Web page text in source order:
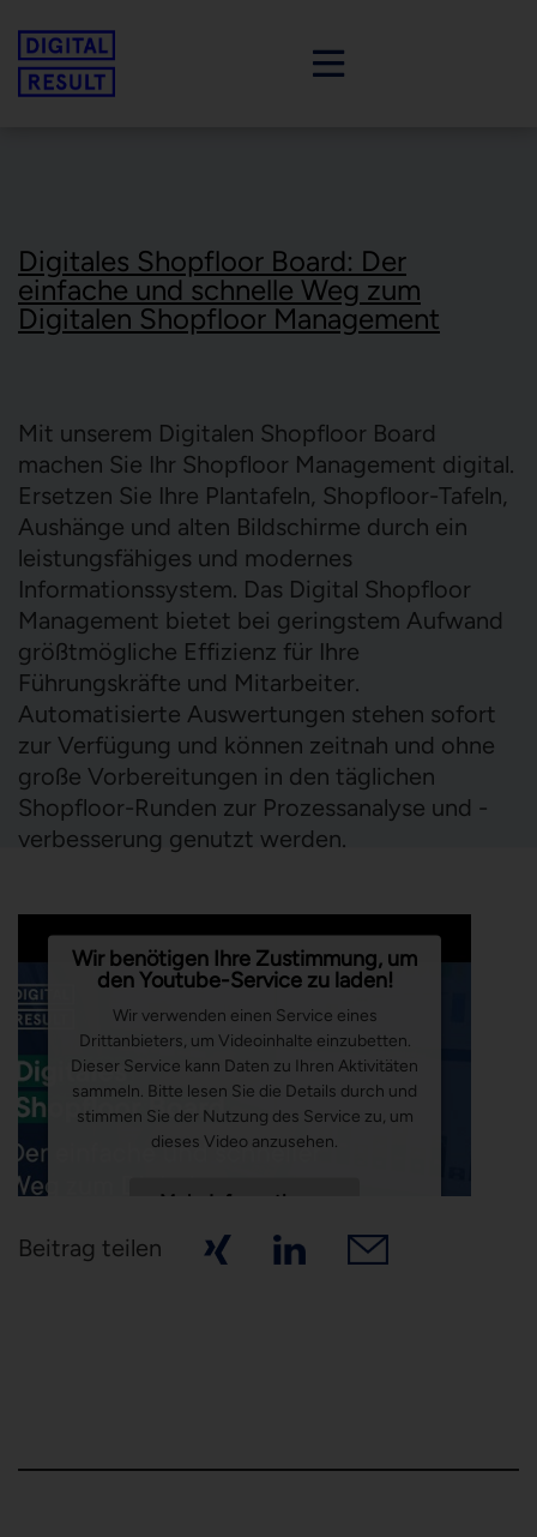
Digitales Q-Gate
Sichtprüfung
Montagemonitoring
Digitale
Sichtprüfung
Prozessmonitoring
Lean Admin
Vorbeugende Instandhaltung
Digitales Audit
Digitaler Fragebogen
KPI
Smartes BDE/MDE/MES
Montagemonitoring
Produktionsmonitoring
Optimierung Ergebnis &
Projekt Management Office
Digitales Shopfloor Board: Der
einfache und schnelle Weg zum
Digitalen Shopfloor Management
Mit unserem Digitalen Shopfloor Board
machen Sie Ihr Shopfloor Management digital.
Ersetzen Sie Ihre Plantafeln, Shopfloor-Tafeln,
Aushänge und alten Bildschirme durch ein
leistungsfähiges und modernes
Informationssystem. Das Digital Shopfloor
Management bietet bei geringstem Aufwand
größtmögliche Effizienz für Ihre
Führungskräfte und Mitarbeiter.
Automatisierte Auswertungen stehen sofort
zur Verfügung und können zeitnah und ohne
große Vorbereitungen in den täglichen
Shopfloor-Runden zur Prozessanalyse und -
verbesserung genutzt werden.
Wir benötigen Ihre Zustimmung, um
den Youtube-Service zu laden!
Wir verwenden einen Service eines
Drittanbieters, um Videoinhalte einzubetten.
Dieser Service kann Daten zu Ihren Aktivitäten
sammeln. Bitte lesen Sie die Details durch und
stimmen Sie der Nutzung des Service zu, um
dieses Video anzusehen.
Mehr Informationen
Akzeptieren
Beitrag teilen